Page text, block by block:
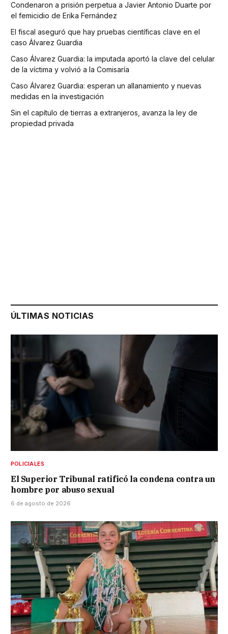
Condenaron a prisión perpetua a Javier Antonio Duarte por
el femicidio de Erika Fernández
El fiscal aseguró que hay pruebas científicas clave en el
caso Álvarez Guardia
Caso Álvarez Guardia: la imputada aportó la clave del celular
de la víctima y volvió a la Comisaría
Caso Álvarez Guardia: esperan un allanamiento y nuevas
medidas en la investigación
Sin el capítulo de tierras a extranjeros, avanza la ley de
propiedad privada
ÚLTIMAS NOTICIAS
POLICIALES
El Superior Tribunal ratificó la condena contra un
hombre por abuso sexual
6 de agosto de 2026